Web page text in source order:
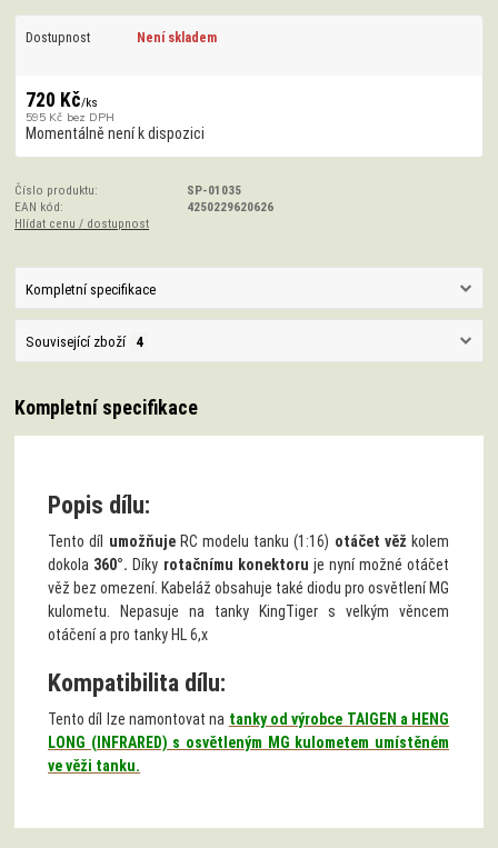
Dostupnost Není skladem
720 Kč/ks
595 Kč bez DPH
Momentálně není k dispozici
Číslo produktu:
SP-01035
EAN kód:
4250229620626
Hlídat cenu / dostupnost
Kompletní specifikace
Související zboží 4
Kompletní specifikace
Popis dílu:
Tento díl umožňujeRC modelu tanku (1:16) otáčet věž kolem
dokola 360°. Díky rotačnímu konektoru je nyní možné otáčet
věž bez omezení. Kabeláž obsahuje také diodu pro osvětlení MG
kulometu. Nepasuje na tanky KingTiger s velkým věncem
otáčení a pro tanky HL 6,x
Kompatibilita dílu:
Tento díl lze namontovat na tanky od výrobce TAIGEN a HENG
LONG (INFRARED) s osvětleným MG kulometem umístěném
ve věži tanku.